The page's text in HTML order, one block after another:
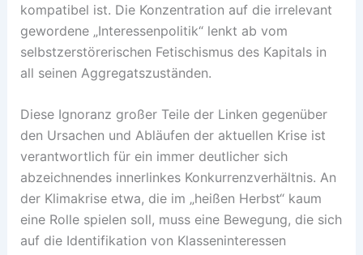
kompatibel ist. Die Konzentration auf die irrelevant
gewordene „Interessenpolitik“ lenkt ab vom
selbstzerstörerischen Fetischismus des Kapitals in
all seinen Aggregatszuständen.
Diese Ignoranz großer Teile der Linken gegenüber
den Ursachen und Abläufen der aktuellen Krise ist
verantwortlich für ein immer deutlicher sich
abzeichnendes innerlinkes Konkurrenzverhältnis. An
der Klimakrise etwa, die im „heißen Herbst“ kaum
eine Rolle spielen soll, muss eine Bewegung, die sich
auf die Identifikation von Klasseninteressen